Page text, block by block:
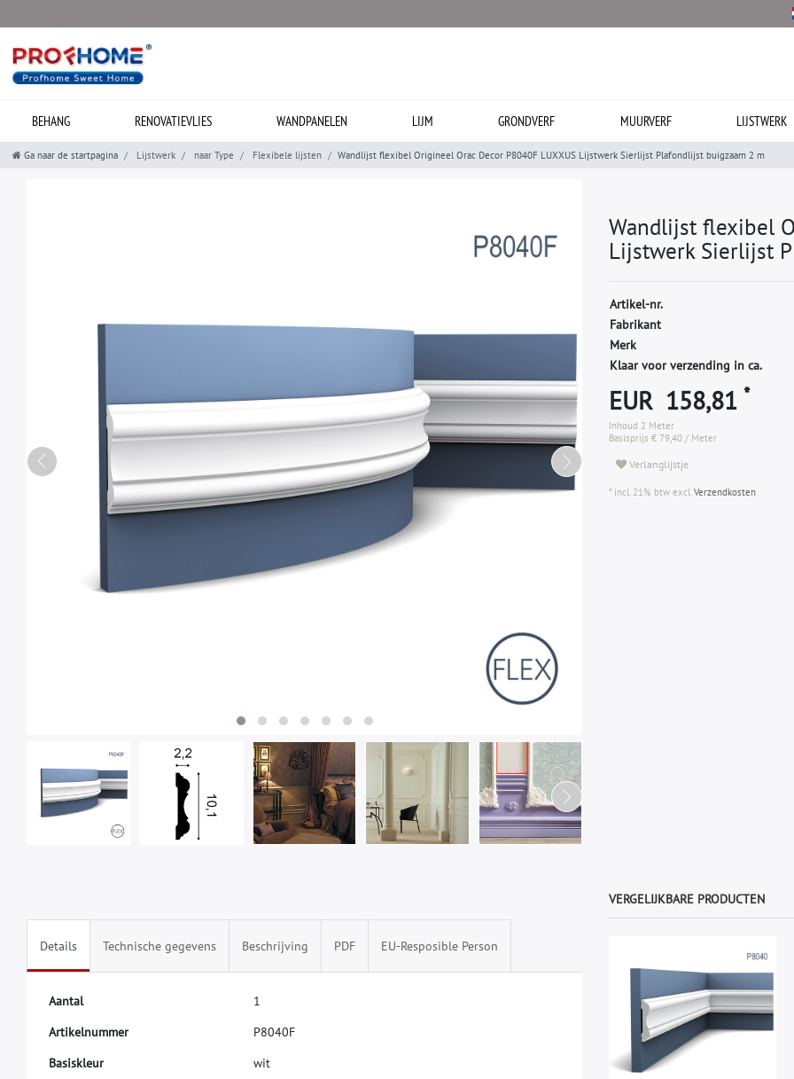
BEHANG RENOVATIEVLIES WANDPANELEN LIJM GRONDVERF MUURVERF LIJSTWERK
Ga naar de startpagina Lijstwerk naar Type Flexibele lijsten Wandlijst flexibel Origineel Orac Decor P8040F LUXXUS Lijstwerk Sierlijst Plafondlijst buigzaam 2 m
Wandlijst flexibel
Lijstwerk Sierlijst
Artikel-nr.
Fabrikant
Merk
Klaar voor verzending in ca.
EUR 158,81 *
Inhoud 2 Meter
Basisprijs € 79,40 / Meter
Verlanglijstje
* incl. 21% btw excl.Verzendkosten
Details Technische gegevens Beschrijving PDF EU-Resposible Person
Aantal
1
Artikelnummer P8040F
Basiskleur wit
VERGELIJKBARE PRODUCTEN